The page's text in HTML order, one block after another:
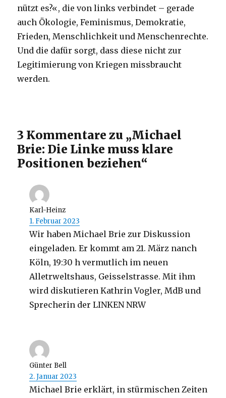
nützt es?«, die von links verbindet – gerade
auch Ökologie, Feminismus, Demokratie,
Frieden, Menschlichkeit und Menschenrechte.
Und die dafür sorgt, dass diese nicht zur
Legitimierung von Kriegen missbraucht
werden.
3 Kommentare zu „Michael
Brie: Die Linke muss klare
Positionen beziehen“
Karl-Heinz
1. Februar 2023
Wir haben Michael Brie zur Diskussion
eingeladen. Er kommt am 21. März nanch
Köln, 19:30 h vermutlich im neuen
Alletrweltshaus, Geisselstrasse. Mit ihm
wird diskutieren Kathrin Vogler, MdB und
Sprecherin der LINKEN NRW
Günter Bell
2. Januar 2023
Michael Brie erklärt, in stürmischen Zeiten